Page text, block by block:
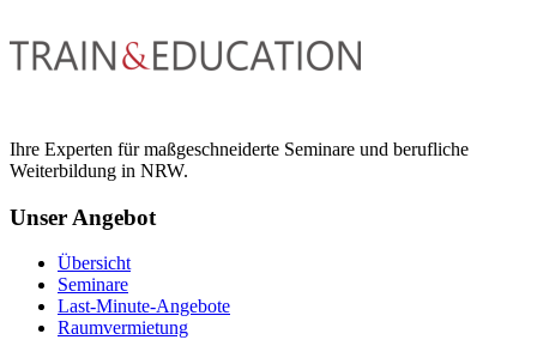
Ihre Experten für maßgeschneiderte Seminare und berufliche
Weiterbildung in NRW.
Unser Angebot
Übersicht
Seminare
Last-Minute-Angebote
Raumvermietung